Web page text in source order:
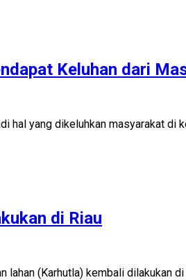
Keluhan dari
hal yang dikeluhkan masyarakat
di Riau
lahan (Karhutla) kembali